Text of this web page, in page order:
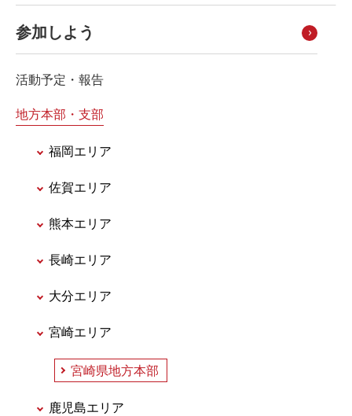
参加しよう
活動予定・報告
地方本部・支部
福岡エリア
佐賀エリア
熊本エリア
長崎エリア
大分エリア
宮崎エリア
宮崎県地方本部
鹿児島エリア